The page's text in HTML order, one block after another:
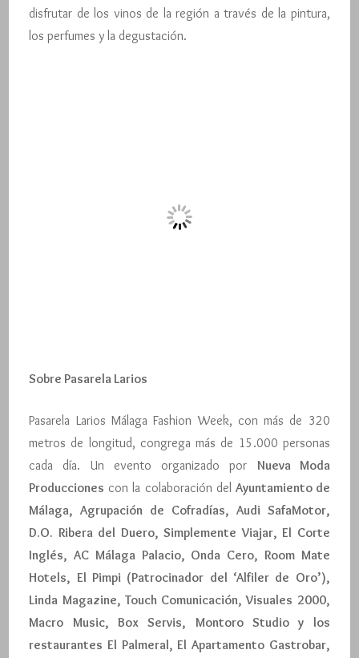
disfrutar de los vinos de la región a través de la pintura,
los perfumes y la degustación.
Sobre Pasarela Larios
Pasarela Larios Málaga Fashion Week, con más de 320
metros de longitud, congrega más de 15.000 personas
cada día. Un evento organizado por Nueva Moda
Producciones con la colaboración del Ayuntamiento de
Málaga, Agrupación de Cofradías, Audi SafaMotor,
D.O. Ribera del Duero, Simplemente Viajar, El Corte
Inglés, AC Málaga Palacio, Onda Cero, Room Mate
Hotels, El Pimpi (Patrocinador del ‘Alfiler de Oro’),
Linda Magazine, Touch Comunicación, Visuales 2000,
Macro Music, Box Servis, Montoro Studio y los
restaurantes El Palmeral, El Apartamento Gastrobar,